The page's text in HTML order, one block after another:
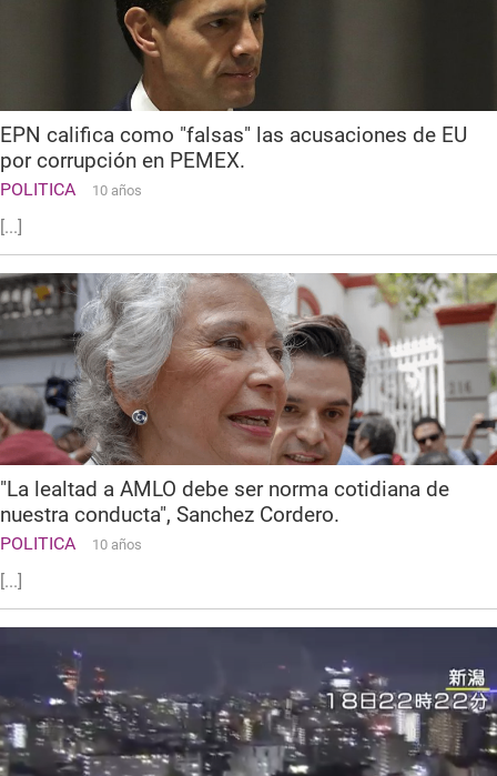
EPN califica como "falsas" las acusaciones de EU
por corrupción en PEMEX.
POLITICA 10 años
[...]
"La lealtad a AMLO debe ser norma cotidiana de
nuestra conducta", Sanchez Cordero.
POLITICA 10 años
[...]